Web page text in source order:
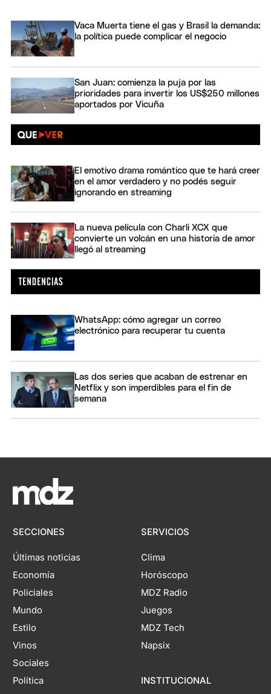
Vaca Muerta tiene el gas y Brasil la demanda:
la política puede complicar el negocio
San Juan: comienza la puja por las
prioridades para invertir los US$250 millones
aportados por Vicuña
El emotivo drama romántico que te hará creer
en el amor verdadero y no podés seguir
ignorando en streaming
La nueva película con Charli XCX que
convierte un volcán en una historia de amor
llegó al streaming
WhatsApp: cómo agregar un correo
electrónico para recuperar tu cuenta
Las dos series que acaban de estrenar en
Netflix y son imperdibles para el fin de
semana
SECCIONES
Últimas noticias
Economía
Policiales
Mundo
Estilo
Vinos
Sociales
Política
SERVICIOS
Clima
Horóscopo
MDZ Radio
Juegos
MDZ Tech
Napsix
INSTITUCIONAL